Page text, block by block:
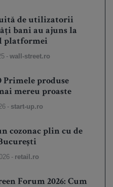
de utilizatorii
bani au ajuns la
platformei
-wall-street.ro
produse
mereu proaste
- start-up.ro
cozonac plin cu de
- retail.ro
Forum 2026: Cum